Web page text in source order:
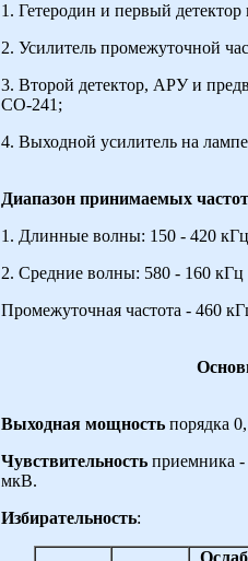
1. Гетеродин и первый
2. Усилитель промежуточной
3. Второй детектор, АРУ и
СО-241;
4. Выходной усилитель на
Диапазон принимаемых
1. Длинные волны: 150 - 420
2. Средние волны: 580 - 160
Промежуточная частота - 460
Выходная мощность порядка
Чувствительность приемника -
мкВ.
Избирательность: